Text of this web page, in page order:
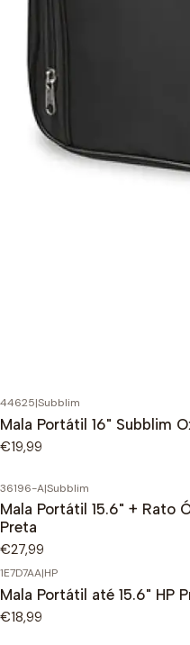
44625|Subblim
Mala Portátil 16" Subblim
€19,99
36196-A|Subblim
Mala Portátil 15.6" + Rato
Preta
€27,99
1E7D7AA|HP
Mala Portátil até 15.6" HP
€18,99